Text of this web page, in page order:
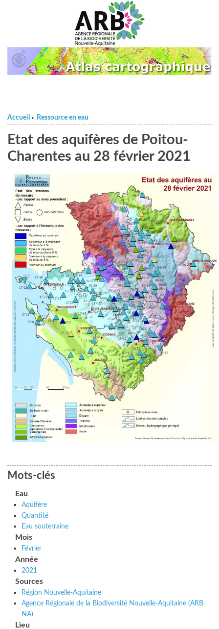
Accueil > Ressource en eau
Etat des aquifères de Poitou-
Charentes au 28 février 2021
Mots-clés
Eau
Aquifère
Quantité
Eau souterraine
Mois
Février
Année
2021
Sources
Région Nouvelle-Aquitaine
Agence Régionale de la Biodiversité Nouvelle-Aquitaine (ARB
NA)
Lieu